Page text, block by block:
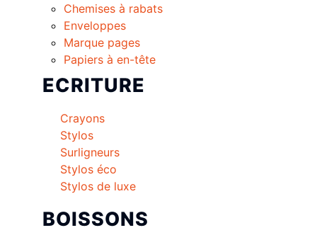
Chemises à rabats
Enveloppes
Marque pages
Papiers à en-tête
ECRITURE
Crayons
Stylos
Surligneurs
Stylos éco
Stylos de luxe
BOISSONS